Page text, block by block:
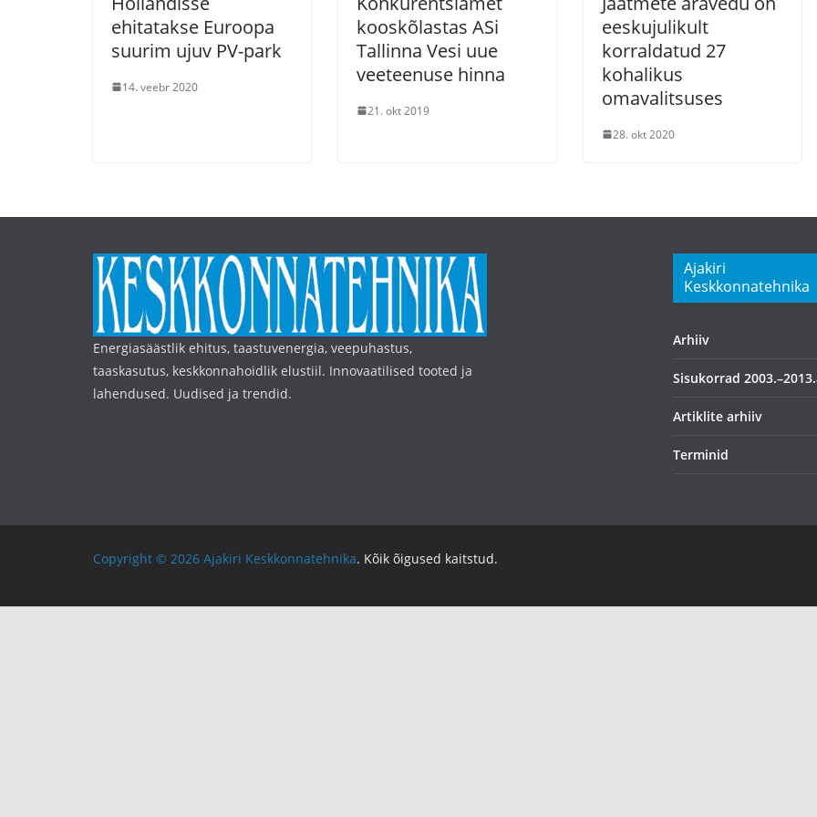
ehitatakse Euroopa
suurim ujuv PV-park
14. veebr 2020
kooskõlastas ASi
Tallinna Vesi uue
veeteenuse hinna
21. okt 2019
eeskujulikult
korraldatud 27
kohalikus
omavalitsuses
28. okt 2020
Energiasäästlik ehitus, taastuvenergia, veepuhastus,
taaskasutus, keskkonnahoidlik elustiil. Innovaatilised tooted ja
lahendused. Uudised ja trendid.
Ajakiri
Keskkonnatehnika
Arhiiv
Sisukorrad
Artiklite arhiiv
Terminid
Copyright © 2026 Ajakiri Keskkonnatehnika. Kõik õigused kaitstud.